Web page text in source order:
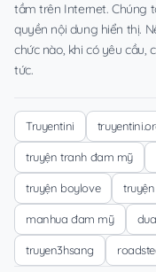
tầm trên Internet. Chúng
quyền nội dung hiển thị.
chức nào, khi có yêu cầu,
tức.
Truyentini
truyện tranh đam mỹ
truyện boylove
manhua đam mỹ
truyen3hsang